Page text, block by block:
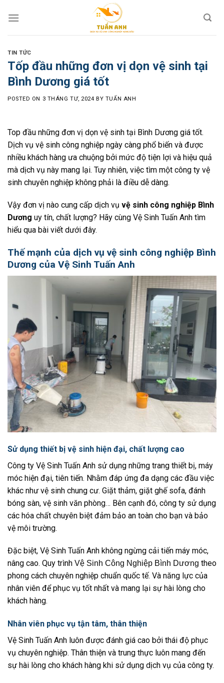
TIN TỨC
Tốp đầu những đơn vị dọn vệ sinh tại
Bình Dương giá tốt
POSTED ON 3 THÁNG TƯ, 2024 BY TUẤN ANH
Top đầu những đơn vị dọn vệ sinh tại Bình Dương giá tốt.
Dịch vụ vệ sinh công nghiệp ngày càng phổ biến và được
nhiều khách hàng ưa chuộng bởi mức độ tiện lợi và hiệu quả
mà dịch vụ này mang lại. Tuy nhiên, việc tìm một công ty vệ
sinh chuyên nghiệp không phải là điều dễ dàng.
Vậy đơn vị nào cung cấp dịch vụ vệ sinh công nghiệp Bình
Dương uy tín, chất lượng? Hãy cùng Vệ Sinh Tuấn Anh tìm
hiểu qua bài viết dưới đây.
Thế mạnh của dịch vụ vệ sinh công nghiệp Bình
Dương của Vệ Sinh Tuấn Anh
Sử dụng thiết bị vệ sinh hiện đại, chất lượng cao
Công ty Vệ Sinh Tuấn Anh sử dụng những trang thiết bị, máy
móc hiện đại, tiên tiến. Nhằm đáp ứng đa dạng các đầu việc
khác như vệ sinh chung cư. Giặt thảm, giặt ghế sofa, đánh
bóng sàn, vệ sinh văn phòng… Bên cạnh đó, công ty sử dụng
các hóa chất chuyên biệt đảm bảo an toàn cho bạn và bảo
vệ môi trường.
Đặc biệt, Vệ Sinh Tuấn Anh không ngừng cải tiến máy móc,
nâng cao. Quy trình Vệ Sinh Công Nghiệp Bình Dương theo
phong cách chuyên nghiệp chuẩn quốc tế. Và năng lực của
nhân viên để phục vụ tốt nhất và mang lại sự hài lòng cho
khách hàng.
Nhân viên phục vụ tận tâm, thân thiện
Vệ Sinh Tuấn Anh luôn được đánh giá cao bởi thái độ phục
vụ chuyên nghiệp. Thân thiện và trung thực luôn mang đến
sự hài lòng cho khách hàng khi sử dụng dịch vụ của công ty.